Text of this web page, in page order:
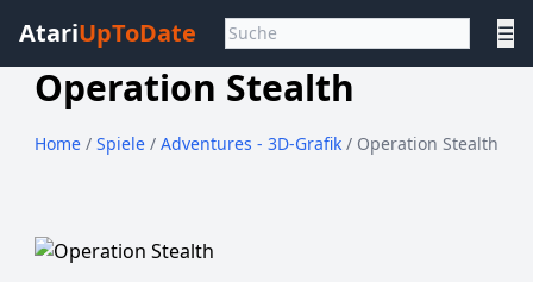
AtariUpToDate ☰
Operation Stealth
Home / Spiele / Adventures - 3D-Grafik / Operation Stealth